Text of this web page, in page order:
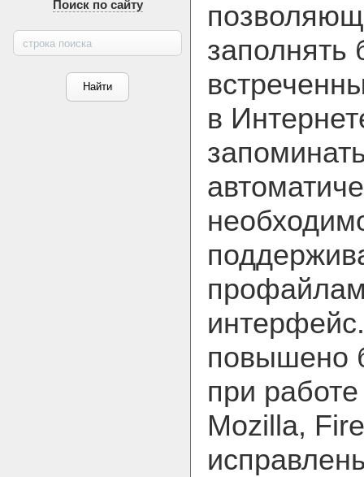
Поиск по сайту
в
повышено
при
Mozilla,